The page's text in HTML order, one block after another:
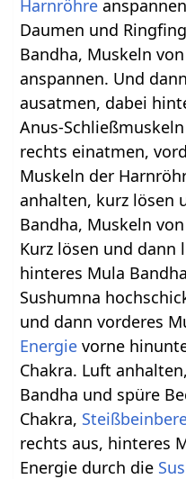
Harnröhre
Daumen und
Bandha, Muskeln
anspannen. Und
ausatmen, dabei
Anus-
rechts einatmen,
Muskeln der
anhalten, kurz lösen
Bandha, Muskeln
Kurz lösen und dann
hinteres Mula
Sushumna
und dann vorderes
Energie vorne
Chakra. Luft
Bandha und spüre
Chakra,
rechts aus, hinteres
Energie durch die